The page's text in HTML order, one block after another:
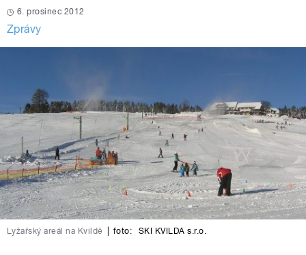
6. prosinec 2012
Zprávy
Lyžařský areál na Kvildě foto: SKI KVILDA s.r.o.